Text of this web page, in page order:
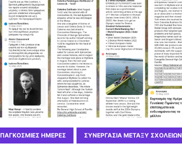
ΠΑΓΚΌΣΜΙΕΣ ΗΜΈΡΕΣ ΣΥΝΕΡΓΑΣΊΑ ΜΕΤΑΞΎ ΣΧΟΛΕΊΩΝ